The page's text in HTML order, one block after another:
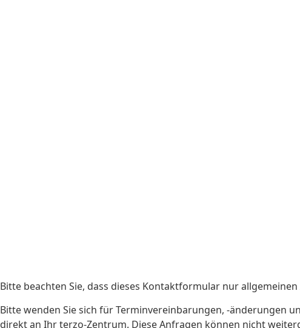
Bitte beachten Sie, dass dieses Kontaktformular nur
Bitte wenden Sie sich für Terminvereinbarungen, -änderungen
direkt an Ihr terzo-Zentrum. Diese Anfragen können nicht